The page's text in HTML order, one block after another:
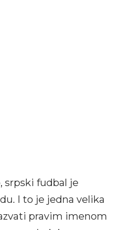
srpski fudbal je
I to je jedna velika
pravim imenom